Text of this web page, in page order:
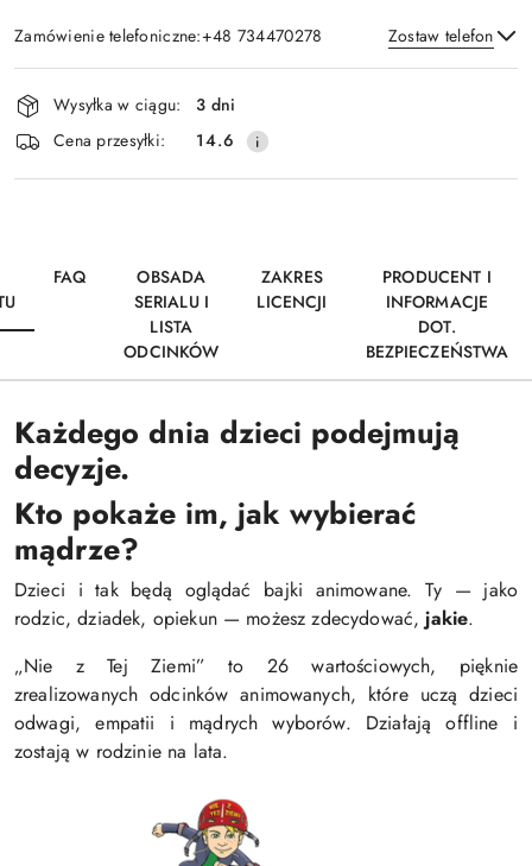
Zamówienie telefoniczne:+48 734470278 Zostaw telefon
Wyślij
Dostępność
i
dostawa
Wysyłka w ciągu:
3 dni
Cena przesyłki:
14.6
FAQ
OBSADA
SERIALU I
LISTA
ODCINKÓW
ZAKRES
LICENCJI
PRODUCENT I
INFORMACJE
DOT.
BEZPIECZEŃSTWA
Każdego dnia dzieci podejmują
decyzje.
Kto pokaże im, jak wybierać
mądrze?
Dzieci i tak będą oglądać bajki animowane. Ty — jako
rodzic, dziadek, opiekun — możesz zdecydować,jakie.
„Nie z Tej Ziemi” to 26 wartościowych, pięknie
zrealizowanych odcinków animowanych, które uczą dzieci
odwagi, empatii i mądrych wyborów. Działają offline i
zostają w rodzinie na lata.